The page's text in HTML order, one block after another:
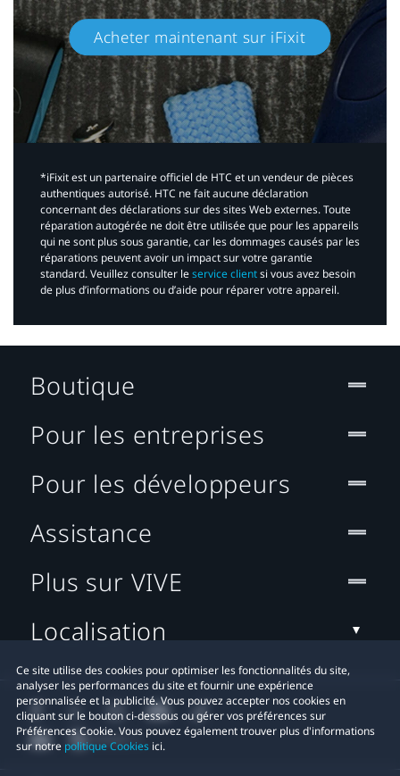
Acheter maintenant sur iFixit​
*iFixit est un partenaire officiel de HTC et un vendeur de pièces
authentiques autorisé. HTC ne fait aucune déclaration
concernant des déclarations sur des sites Web externes. Toute
réparation autogérée ne doit être utilisée que pour les appareils
qui ne sont plus sous garantie, car les dommages causés par les
réparations peuvent avoir un impact sur votre garantie
standard. Veuillez consulter leservice clientsi vous avez besoin
de plus d’informations ou d’aide pour réparer votre appareil.​
Ce site utilise des cookies pour optimiser les fonctionnalités du site,
analyser les performances du site et fournir une expérience
personnalisée et la publicité. Vous pouvez accepter nos cookies en
cliquant sur le bouton ci-dessous ou gérer vos préférences sur
Préférences Cookie. Vous pouvez également trouver plus d'informations
sur notre politique Cookies ici.
Boutique
Pour les entreprises
Pour les développeurs
Assistance
Plus sur VIVE
Localisation